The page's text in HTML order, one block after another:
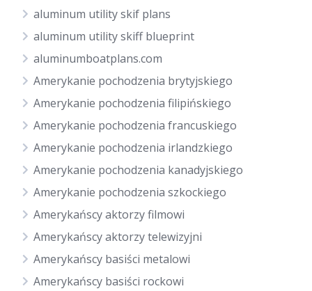
aluminum utility skif plans
aluminum utility skiff blueprint
aluminumboatplans.com
Amerykanie pochodzenia brytyjskiego
Amerykanie pochodzenia filipińskiego
Amerykanie pochodzenia francuskiego
Amerykanie pochodzenia irlandzkiego
Amerykanie pochodzenia kanadyjskiego
Amerykanie pochodzenia szkockiego
Amerykańscy aktorzy filmowi
Amerykańscy aktorzy telewizyjni
Amerykańscy basiści metalowi
Amerykańscy basiści rockowi